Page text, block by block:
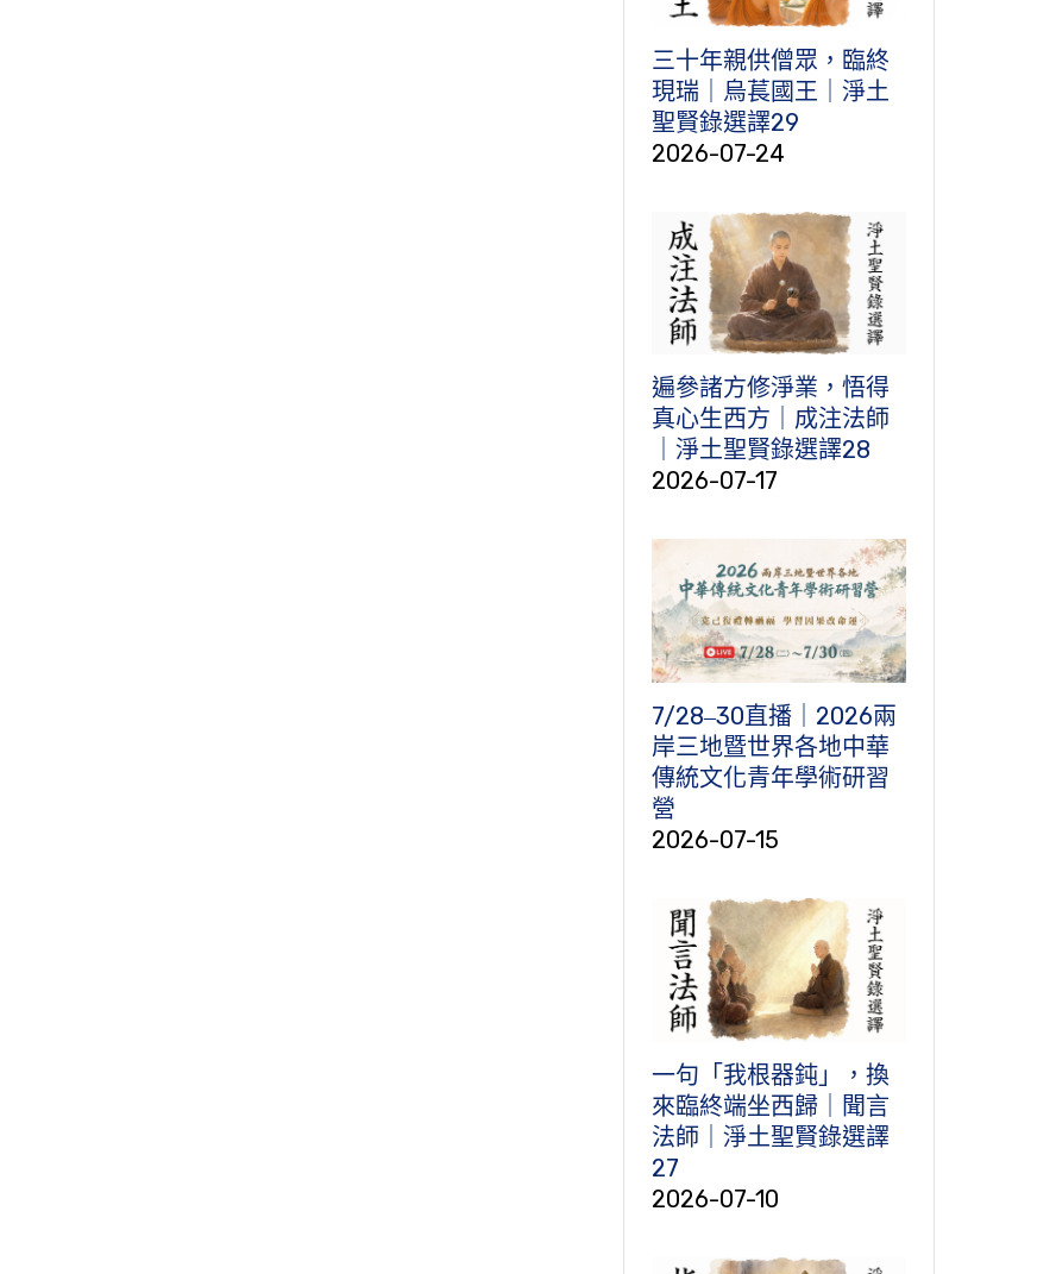
三十年親供僧眾，臨終
現瑞｜烏萇國王｜淨土
聖賢錄選譯29
2026-07-24
遍參諸方修淨業，悟得
真心生西方｜成注法師
｜淨土聖賢錄選譯28
2026-07-17
7/28‒30直播｜2026兩
岸三地暨世界各地中華
傳統文化青年學術研習
營
2026-07-15
一句「我根器鈍」，換
來臨終端坐西歸｜聞言
法師｜淨土聖賢錄選譯
27
2026-07-10